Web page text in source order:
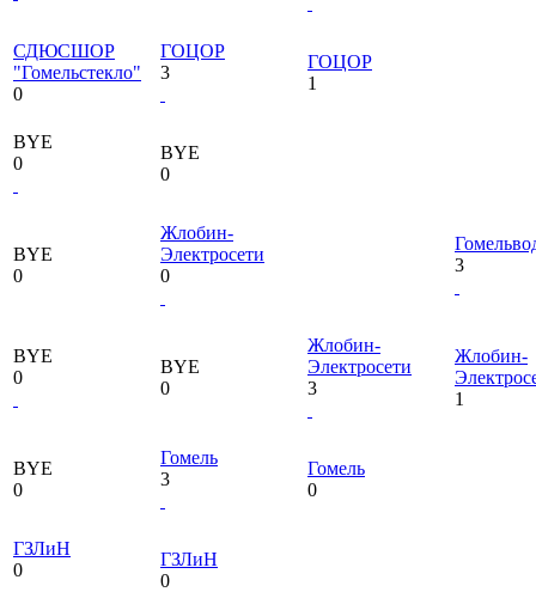
СДЮСШОР
"Гомельстекло"
0
ГОЦОР
3
ГОЦОР
1
BYE
0
BYE
0
BYE
0
Жлобин-
Электросети
0
3
BYE
0
BYE
0
Жлобин-
Электросети
3
Жлобин-
1
BYE
0
Гомель
3
Гомель
0
ГЗЛиН
0
ГЗЛиН
0